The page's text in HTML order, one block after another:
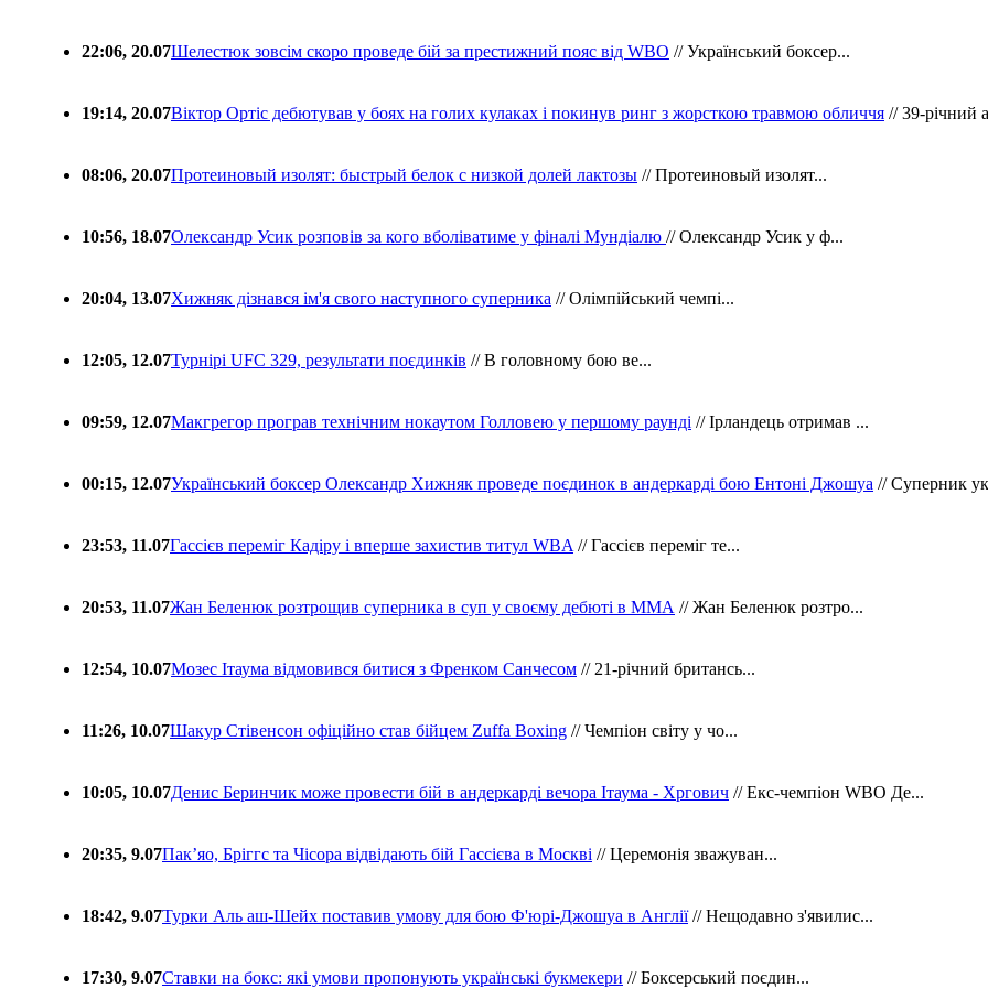
22:06, 20.07Шелестюк зовсім скоро проведе бій за престижний пояс від WBO // Український боксер...
19:14, 20.07Віктор Ортіс дебютував у боях на голих кулаках і покинув ринг з жорсткою травмою обличчя // 39-річний
08:06, 20.07Протеиновый изолят: быстрый белок с низкой долей лактозы // Протеиновый изолят...
10:56, 18.07Олександр Усик розповів за кого вболіватиме у фіналі Мундіалю // Олександр Усик у ф...
20:04, 13.07Хижняк дізнався ім'я свого наступного суперника // Олімпійський чемпі...
12:05, 12.07Турнірі UFC 329, результати поєдинків // В головному бою ве...
09:59, 12.07Макгрегор програв технічним нокаутом Голловею у першому раунді // Ірландець отримав ...
00:15, 12.07Український боксер Олександр Хижняк проведе поєдинок в андеркарді бою Ентоні Джошуа // Суперник
23:53, 11.07Гассієв переміг Кадіру і вперше захистив титул WBA // Гассієв переміг те...
20:53, 11.07Жан Беленюк розтрощив суперника в суп у своєму дебюті в ММА // Жан Беленюк розтро...
12:54, 10.07Мозес Ітаума відмовився битися з Френком Санчесом // 21-річний британсь...
11:26, 10.07Шакур Стівенсон офіційно став бійцем Zuffa Boxing // Чемпіон світу у чо...
10:05, 10.07Денис Беринчик може провести бій в андеркарді вечора Ітаума - Хргович // Екс-чемпіон WBO Де...
20:35, 9.07Пакʼяо, Бріггс та Чісора відвідають бій Гассієва в Москві // Церемонія зважуван...
18:42, 9.07Турки Аль аш-Шейх поставив умову для бою Ф'юрі-Джошуа в Англії// Нещодавно з'явилис...
17:30, 9.07Ставки на бокс: які умови пропонують українські букмекери // Боксерський поєдин...